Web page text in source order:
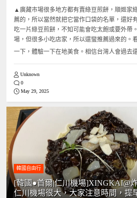
▲廣藏市場很多地方都有賣綠豆煎餅，順姬家
薦的，所以當然就把它當作口袋的名單，還好
吃一片綠豆煎餅，不知可能會吃太飽或要外帶
場，但很多小吃店家，所以還蠻推薦過來的。
一下，體驗一下在地美食。相信台灣人會過去
Unknown
0
May 29, 2025
韓國自由行
[韓國●首爾|仁川機場]XINGKAI@
仁川機場很大，大家注意時間，提